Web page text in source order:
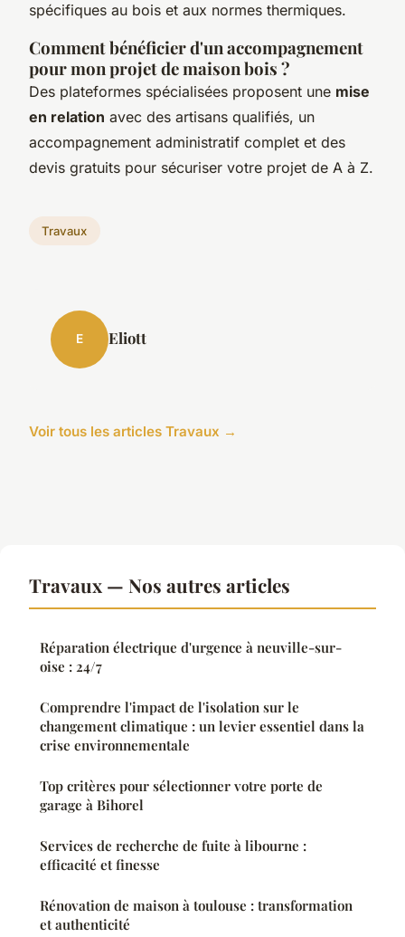
spécifiques au bois et aux normes thermiques.
Comment bénéficier d'un accompagnement
pour mon projet de maison bois ?
Des plateformes spécialisées proposent une mise
en relation avec des artisans qualifiés, un
accompagnement administratif complet et des
devis gratuits pour sécuriser votre projet de A à Z.
Travaux
E Eliott
Voir tous les articles Travaux →
Travaux — Nos autres articles
Réparation électrique d'urgence à neuville-sur-
oise : 24/7
Comprendre l'impact de l'isolation sur le
changement climatique : un levier essentiel dans la
crise environnementale
Top critères pour sélectionner votre porte de
garage à Bihorel
Services de recherche de fuite à libourne :
efficacité et finesse
Rénovation de maison à toulouse : transformation
et authenticité